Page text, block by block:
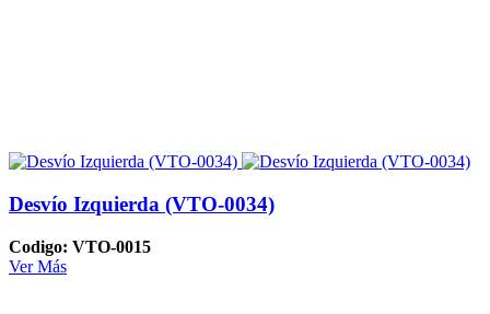
Desvío Izquierda (VTO-0034)
Codigo: VTO-0015
Ver Más